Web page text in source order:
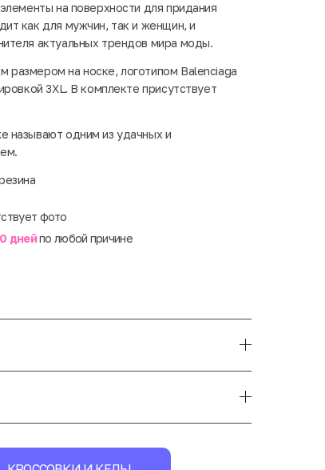
на поверхности для придания
как для мужчин, так и женщин, и
актуальных трендов мира моды.
на носке, логотипом Balenciaga
3XL. В комплекте присутствует
называют одним из удачных и
фото
днейпо любой причине